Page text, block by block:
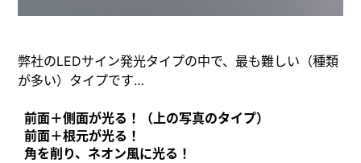
弊社のLEDサイン発光タイプの中で、最も難しい（種類
が多い）タイプです…
前面＋側面が光る！（上の写真のタイプ）
前面＋根元が光る！
角を削り、ネオン風に光る！